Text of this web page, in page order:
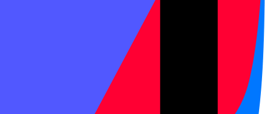
звучит неправильно.